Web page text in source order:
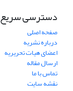
دسترسی سریع
صفحه اصلی
درباره نشریه
اعضای هیات تحریریه
ارسال مقاله
تماس با ما
نقشه سایت